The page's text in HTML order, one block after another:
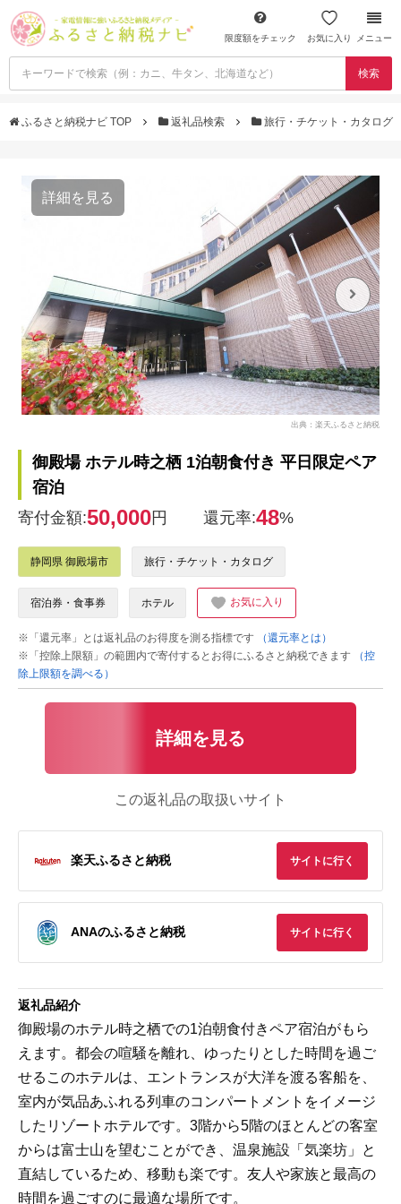
限度額をチェック お気に入り メニュー
検索
ふるさと納税ナビ TOP 返礼品検索 旅行・チケット・カタログ
詳細を見る
出典：楽天ふるさと納税
御殿場 ホテル時之栖 1泊朝食付き 平日限定ペア
宿泊
寄付金額:50,000円 還元率:48%
静岡県 御殿場市 旅行・チケット・カタログ
宿泊券・食事券 ホテル お気に入り
※「還元率」とは返礼品のお得度を測る指標です
（還元率とは）
※「控除上限額」の範囲内で寄付するとお得にふるさと納税できます
（控
除上限額を調べる）
詳細を見る
この返礼品の取扱いサイト
楽天ふるさと納税 サイトに行く
ANAのふるさと納税 サイトに行く
返礼品紹介
御殿場のホテル時之栖での1泊朝食付きペア宿泊がもら
えます。都会の喧騒を離れ、ゆったりとした時間を過ご
せるこのホテルは、エントランスが大洋を渡る客船を、
室内が気品あふれる列車のコンパートメントをイメージ
したリゾートホテルです。3階から5階のほとんどの客室
からは富士山を望むことができ、温泉施設「気楽坊」と
直結しているため、移動も楽です。友人や家族と最高の
時間を過ごすのに最適な場所です。